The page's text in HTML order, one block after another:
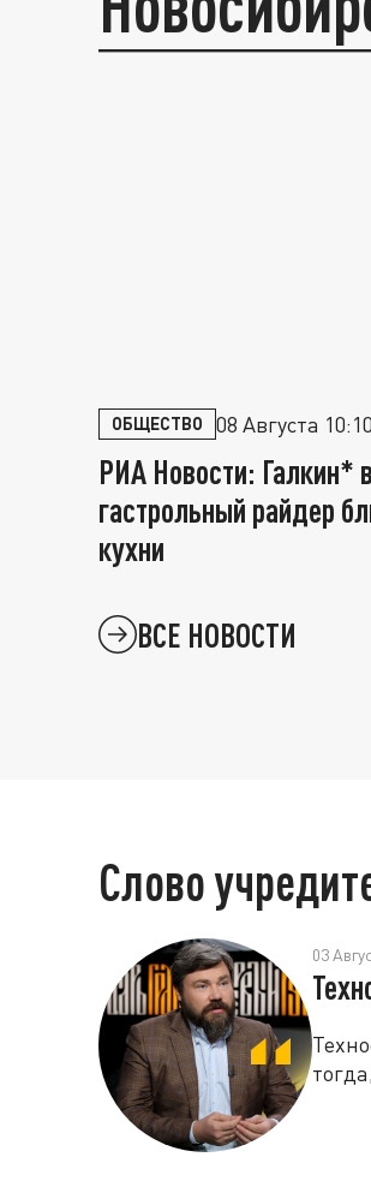
разведку
ОБЩЕСТВО 08 Августа 10:10
РИА Новости: Галкин*
гастрольный райдер
кухни
ВСЕ НОВОСТИ
Слово
03